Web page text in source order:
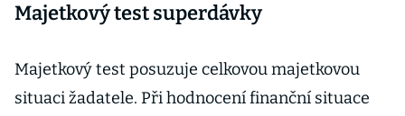
Majetkový test superdávky
Majetkový test posuzuje celkovou majetkovou
situaci žadatele. Při hodnocení finanční situace